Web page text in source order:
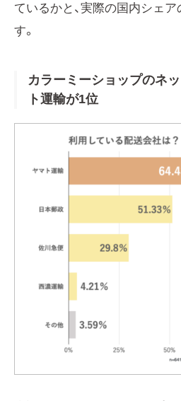
ているかと、実際の国内シェ
す。
カラーミーショップのネ
ト運輸が1位